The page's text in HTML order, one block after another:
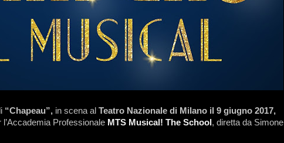
“Chapeau”, in scena al Teatro Nazionale di Milano il 9 giugno 2017,
Professionale MTS Musical! The School, diretta da Simone